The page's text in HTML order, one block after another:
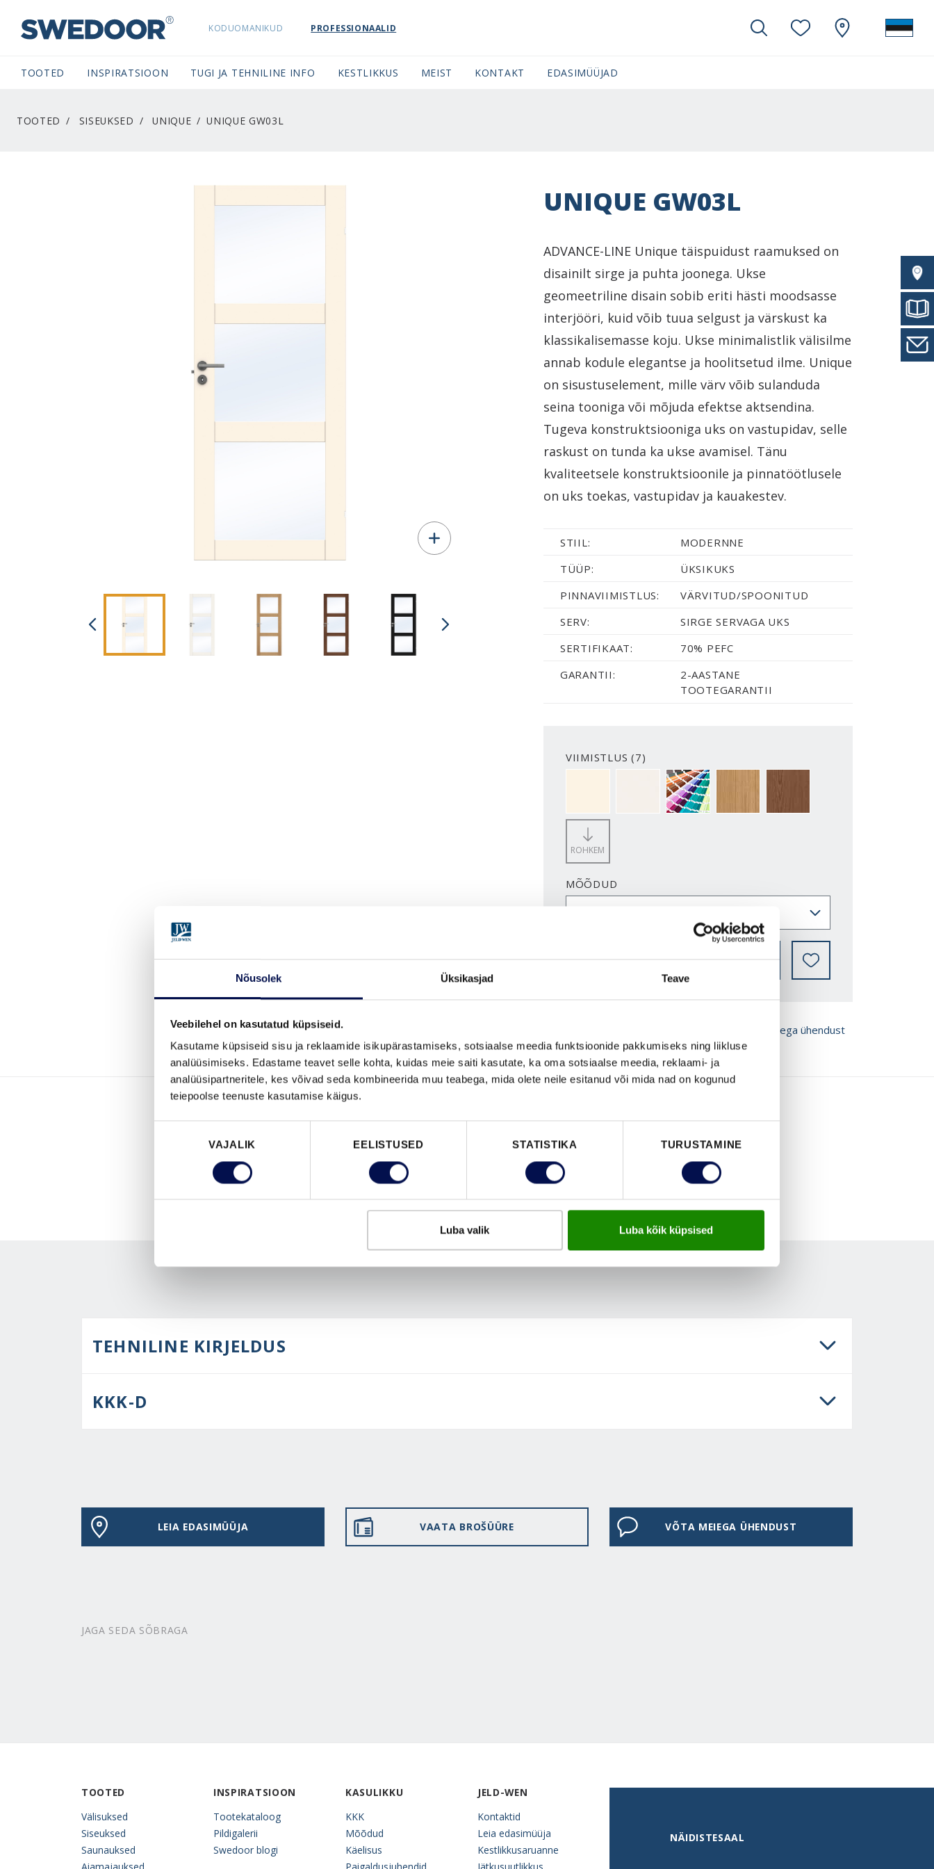
Nõusolek Üksikasjad Teave
Veebilehel on kasutatud küpsiseid.
Kasutame küpsiseid sisu ja reklaamide isikupärastamiseks, sotsiaalse meedia funktsioonide pakkumiseks ning liikluse
analüüsimiseks. Edastame teavet selle kohta, kuidas meie saiti kasutate, ka oma sotsiaalse meedia, reklaami- ja
analüüsipartneritele, kes võivad seda kombineerida muu teabega, mida olete neile esitanud või mida nad on kogunud
teiepoolse teenuste kasutamise käigus.
VAJALIK EELISTUSED STATISTIKA TURUSTAMINE
Luba valik Luba kõik küpsised
SWEDOORESTONIA NAVIGATION
KODUOMANIKUD PROFESSIONAALID
TOOTED INSPIRATSIOON TUGI JA TEHNILINE INFO KESTLIKKUS MEIST KONTAKT EDASIMÜÜJAD
TOOTED SISEUKSED UNIQUE UNIQUE GW03L
UNIQUE GW03L
ADVANCE-LINE Unique täispuidust raamuksed on
disainilt sirge ja puhta joonega. Ukse
geomeetriline disain sobib eriti hästi moodsasse
interjööri, kuid võib tuua selgust ja värskust ka
klassikalisemasse koju. Ukse minimalistlik välisilme
annab kodule elegantse ja hoolitsetud ilme. Unique
on sisustuselement, mille värv võib sulanduda
seina tooniga või mõjuda efektse aktsendina.
Tugeva konstruktsiooniga uks on vastupidav, selle
raskust on tunda ka ukse avamisel. Tänu
kvaliteetsele konstruktsioonile ja pinnatöötlusele
on uks toekas, vastupidav ja kauakestev.
STIIL:
MODERNNE
TÜÜP:
ÜKSIKUKS
PINNAVIIMISTLUS:
VÄRVITUD/SPOONITUD
SERV:
SIRGE SERVAGA UKS
SERTIFIKAAT:
70% PEFC
GARANTII:
2-AASTANE
TOOTEGARANTII
VIIMISTLUS (7)
NCS S0500-NERITOON (NCS S)TAMMESPOON, VERTIKAALNE
PÄHKLISPOON, VERTIKAALNE
ROHKEM
MÕÕDUD
LEIA EDASIMÜÜJA
Võta meiega ühendust
TEHNILINE KIRJELDUS
KKK-D
LEIA EDASIMÜÜJA VAATA BROŠÜÜRE VÕTA MEIEGA ÜHENDUST
JAGA SEDA SÕBRAGA
TOOTED
Välisuksed
Siseuksed
Saunauksed
Aiamajauksed
INSPIRATSIOON
Tootekataloog
Pildigalerii
Swedoor blogi
KASULIKKU
KKK
Mõõdud
Käelisus
Paigaldusjuhendid
JELD-WEN
Kontaktid
Leia edasimüüja
Kestlikkusaruanne
Jätkusuutlikkus
NÄIDISTESAAL